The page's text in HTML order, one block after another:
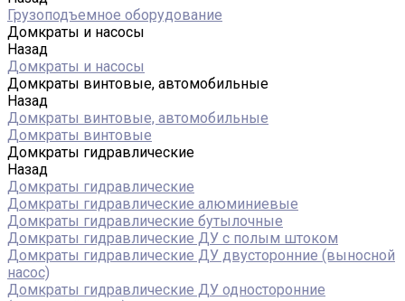
Грузоподъемное оборудование
Домкраты и насосы
Назад
Домкраты и насосы
Домкраты винтовые, автомобильные
Назад
Домкраты винтовые, автомобильные
Домкраты винтовые
Домкраты гидравлические
Назад
Домкраты гидравлические
Домкраты гидравлические алюминиевые
Домкраты гидравлические бутылочные
Домкраты гидравлические ДУ c полым штоком
Домкраты гидравлические ДУ двусторонние (выносной
насос)
Домкраты гидравлические ДУ односторонние